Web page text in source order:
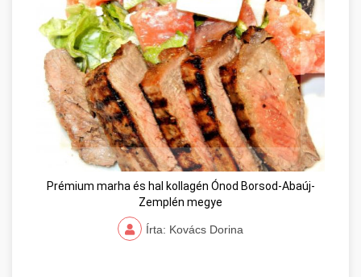
Prémium marha és hal kollagén Ónod Borsod-Abaúj-
Zemplén megye
Írta: Kovács Dorina